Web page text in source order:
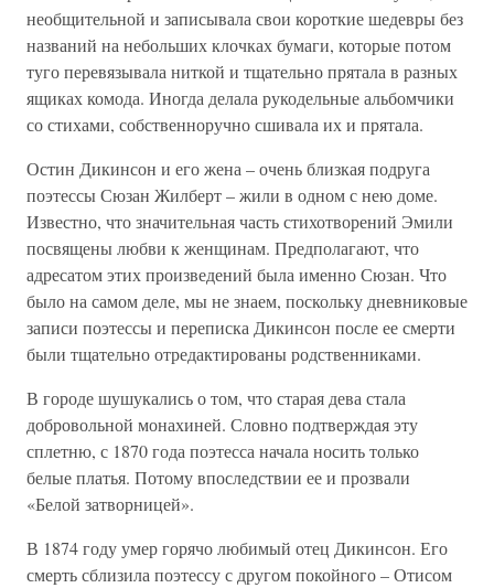
необщительной и записывала свои короткие шедевры без
названий на небольших клочках бумаги, которые потом
туго перевязывала ниткой и тщательно прятала в разных
ящиках комода. Иногда делала рукодельные альбомчики
со стихами, собственноручно сшивала их и прятала.
Остин Дикинсон и его жена – очень близкая подруга
поэтессы Сюзан Жилберт – жили в одном с нею доме.
Известно, что значительная часть стихотворений Эмили
посвящены любви к женщинам. Предполагают, что
адресатом этих произведений была именно Сюзан. Что
было на самом деле, мы не знаем, поскольку дневниковые
записи поэтессы и переписка Дикинсон после ее смерти
были тщательно отредактированы родственниками.
В городе шушукались о том, что старая дева стала
добровольной монахиней. Словно подтверждая эту
сплетню, с 1870 года поэтесса начала носить только
белые платья. Потому впоследствии ее и прозвали
«Белой затворницей».
В 1874 году умер горячо любимый отец Дикинсон. Его
смерть сблизила поэтессу с другом покойного – Отисом